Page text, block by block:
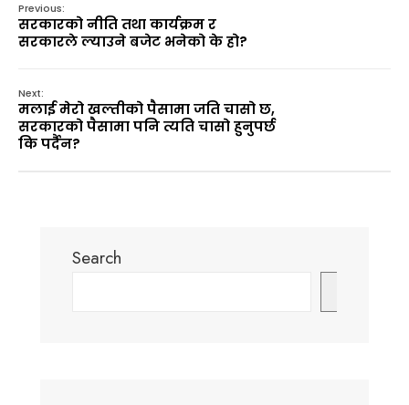
Previous:
सरकारको नीति तथा कार्यक्रम र
सरकारले ल्याउने बजेट भनेको के हो?
Next:
मलाई मेरो खल्तीको पैसामा जति चासो छ,
सरकारको पैसामा पनि त्यति चासो हुनुपर्छ
कि पर्दैन?
Search